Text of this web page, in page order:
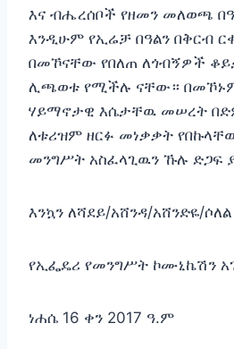
እና ብሔረሰቦች የዘመን መለወጫ
እንዲሁም የኢሬቻ በዓልን በቅርብ
በመኾናቸው የበለጠ ለጎብኝዎች
ሊጫወቱ የሚችሉ ናቸው። በመኾኑም
ሃይማኖታዊ እሴታቸዉ መሠረት
ለቱሪዝም ዘርፉ መነቃቃት
መንግሥት አስፈላጊዉን ኹሉ ድጋፍ
እንኳን ለሻደይ/አሸንዳ/አሸንድዬ/
የኢፌዴሪ የመንግሥት ኮሙኒኬሽን
ነሐሴ 16 ቀን 2017 ዓ.ም